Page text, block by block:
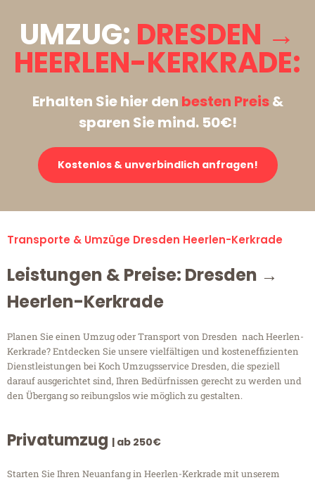
UMZUG: DRESDEN →
HEERLEN-KERKRADE:
Erhalten Sie hier den besten Preis&
sparen Sie mind. 50€!
Kostenlos & unverbindlich anfragen!
Transporte & Umzüge Dresden Heerlen-Kerkrade
Leistungen & Preise: Dresden →
Heerlen-Kerkrade
Planen Sie einen Umzug oder Transport von Dresden nach Heerlen-
Kerkrade? Entdecken Sie unsere vielfältigen und kosteneffizienten
Dienstleistungen bei Koch Umzugsservice Dresden, die speziell
darauf ausgerichtet sind, Ihren Bedürfnissen gerecht zu werden und
den Übergang so reibungslos wie möglich zu gestalten.
Privatumzug | ab 250€
Starten Sie Ihren Neuanfang in Heerlen-Kerkrade mit unserem